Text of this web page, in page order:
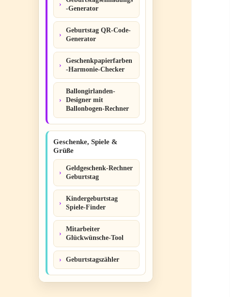
-Generator
Geburtstag QR-Code-
Generator
Geschenkpapierfarben
-Harmonie-Checker
Ballongirlanden-
Designer mit
Ballonbogen-Rechner
Geschenke, Spiele &
Grüße
Geldgeschenk-Rechner
Geburtstag
Kindergeburtstag
Spiele-Finder
Mitarbeiter
Glückwünsche-Tool
Geburtstagszähler